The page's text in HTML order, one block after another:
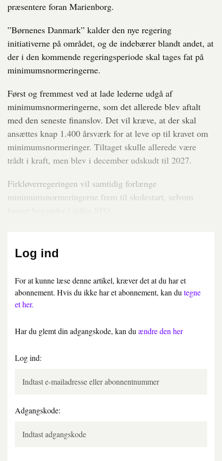
præsentere foran Marienborg.
”Børnenes Danmark” kalder den nye regering
initiativerne på området, og de indebærer blandt andet, at
der i den kommende regeringsperiode skal tages fat på
minimumsnormeringerne.
Først og fremmest ved at lade lederne udgå af
minimumsnormeringerne, som det allerede blev aftalt
med den seneste finanslov. Det vil kræve, at der skal
ansættes knap 1.400 årsværk for at leve op til kravet om
minimumsnormeringer. Tiltaget skulle allerede være
trådt i kraft, men blev i december udskudt til 2027.
Firkløverregeringen vil samtidig forlænge
minimumsnormeringerne frem til skolestart, selvom
Log ind
For at kunne læse denne artikel, kræver det at du har et
abonnement. Hvis du ikke har et abonnement, kan du tegne
et her.
Har du glemt din adgangskode, kan du ændre den her
Log ind:
Adgangskode: